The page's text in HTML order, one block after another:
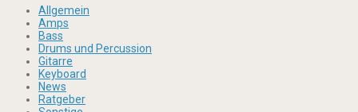
Allgemein
Amps
Bass
Drums und Percussion
Gitarre
Keyboard
News
Ratgeber